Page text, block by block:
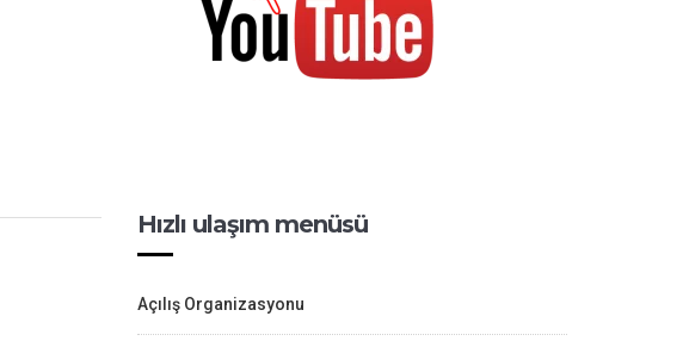
Hızlı ulaşım menüsü
Açılış Organizasyonu